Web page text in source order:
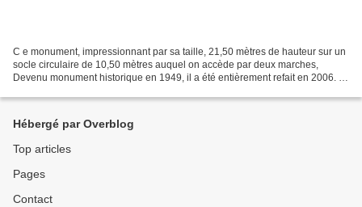
C e monument, impressionnant par sa taille, 21,50 mètres de hauteur sur un
socle circulaire de 10,50 mètres auquel on accède par deux marches,
Devenu monument historique en 1949, il a été entièrement refait en 2006. Il
Hébergé par Overblog
Top articles
Pages
Contact